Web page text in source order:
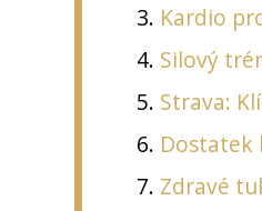
Kardio
Silový
Strava:
Dostatek
Zdravé